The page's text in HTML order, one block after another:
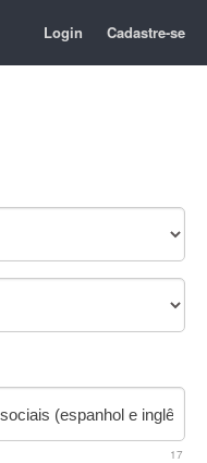
Login Cadastre-se
17